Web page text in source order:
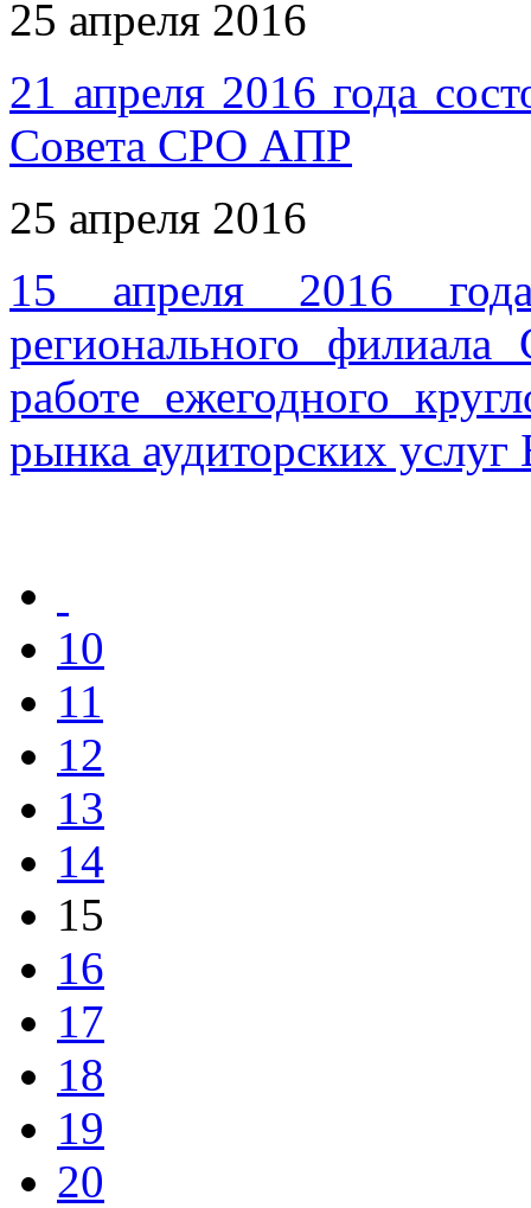
25 апреля 2016
21 апреля 2016 года
Совета СРО АПР
25 апреля 2016
15 апреля 2016 года
регионального
работе ежегодного
рынка аудиторских
10
11
12
13
14
15
16
17
18
19
20